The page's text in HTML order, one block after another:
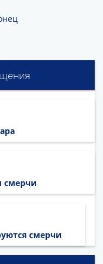
смерчи
смерчи